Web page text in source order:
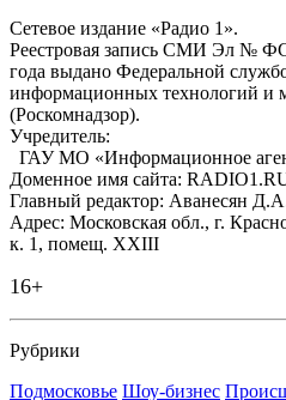
Сетевое издание «Радио 1».
Реестровая запись СМИ Эл №
года выдано Федеральной
информационных технологий и
(Роскомнадзор).
Учредитель:
ГАУ МО «Информационное
Доменное имя сайта:
Главный редактор: Аванесян
Адрес: Московская обл., г.
к. 1, помещ. XXIII
16+
Рубрики
Подмосковье Шоу-бизнес